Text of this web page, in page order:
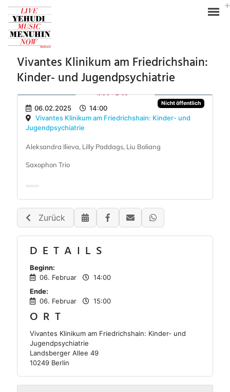
Vivantes Klinikum am Friedrichshain:
Kinder- und Jugendpsychiatrie
Nicht öffentlich
06.02.2025
14:00
Vivantes Klinikum am Friedrichshain: Kinder- und
Jugendpsychiatrie
Aleksandra Ilieva, Lilly Paddags, Liu Boliang
Saxophon Trio
Zurück
DETAILS
Beginn:
06. Februar
14:00
Ende:
06. Februar
15:00
ORT
Vivantes Klinikum am Friedrichshain: Kinder- und
Jugendpsychiatrie
Landsberger Allee 49
10249 Berlin